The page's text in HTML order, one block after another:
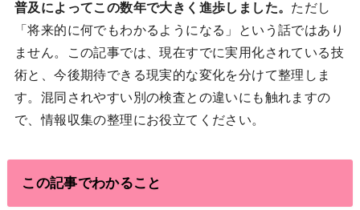
普及によってこの数年で大きく進歩しました。 ただし
「将来的に何でもわかるようになる」という話ではあり
ません。この記事では、現在すでに実用化されている技
術と、今後期待できる現実的な変化を分けて整理しま
す。混同されやすい別の検査との違いにも触れますの
で、情報収集の整理にお役立てください。
この記事でわかること